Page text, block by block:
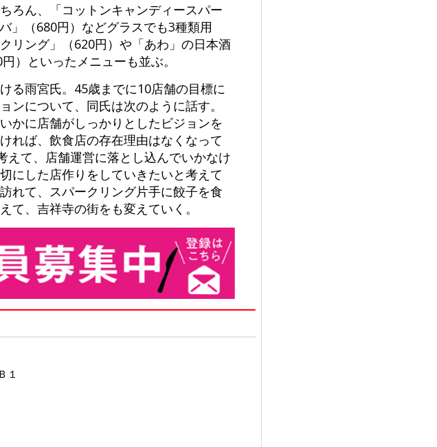
ろん、「コットンキャンディースパー
」（680円）などグラスでも3種類用
リング」（620円）や「あわ」の日本酒
）といったメニューも並ぶ。
る雨宮氏。45歳までに10店舗の目標に
について、同氏は次のように話す。
かに店舗がしっかりとしたビジョンを
れば、飲食店の存在理由はなくなって
えて、店舗運営に落とし込んでいかなけ
にした店作りをしていきたいと考えて
れて、スパークリング片手に餃子を食
、吉祥寺の街をも変えていく。
１